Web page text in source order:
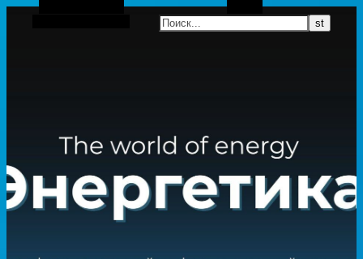
Боковая панель